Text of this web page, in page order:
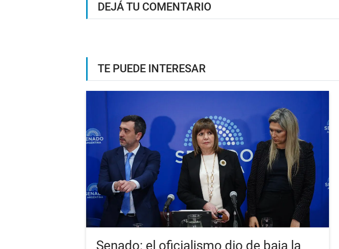
DEJÁ TU COMENTARIO
TE PUEDE INTERESAR
Senado: el oficialismo dio de baja la